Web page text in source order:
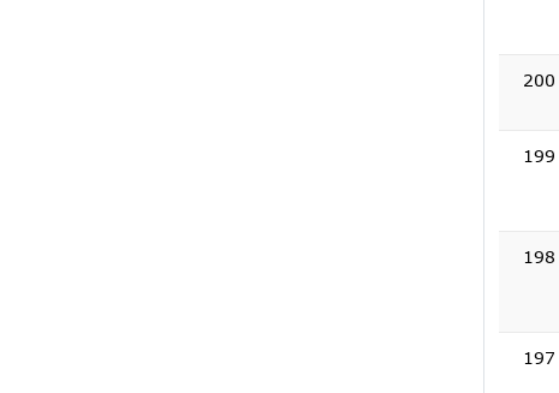
200
199
198
197